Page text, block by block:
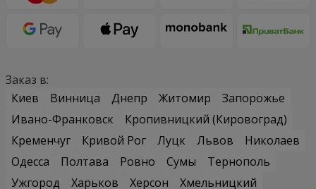
Заказ в:
Киев
Винница Днепр Житомир
Запорожье
Ивано-Франковск
Кропивницкий (Кировоград)
Кременчуг
Кривой Рог Луцк Львов
Николаев
Одесса
Полтава Ровно Сумы
Тернополь
Ужгород
Харьков Херсон
Хмельницкий